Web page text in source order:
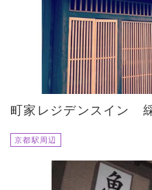
町家レジデンスイン
京都駅周辺